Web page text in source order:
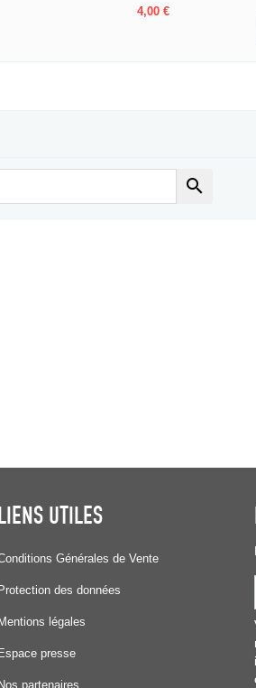
Prix
4,00 €

UTILES
Générales de Vente
Protection des données
Mentions légales
Espace presse
Nos partenaires